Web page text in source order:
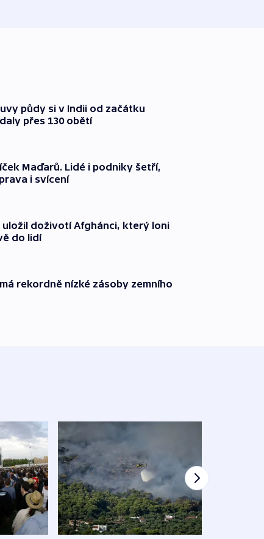
půdy si v Indii od začátku
přes 130 obětí
Maďarů. Lidé i podniky šetří,
i svícení
uložil doživotí Afghánci, který loni
do lidí
rekordně nízké zásoby zemního